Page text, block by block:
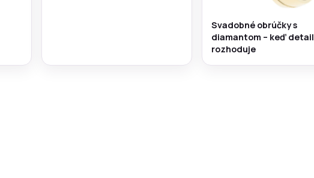
Svadobné obrúčky s
diamantom – keď detail
rozhoduje